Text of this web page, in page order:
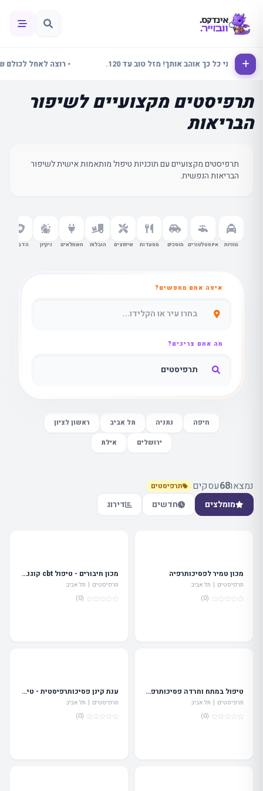
אני כל כך אוהב אותך! מזל טוב עד 120. • רוצה לאחל לכולם
תרפיסטים מקצועיים לשיפור
הבריאות
תרפיסטים מקצועיים עם תוכניות טיפול מותאמות אישית לשיפור
הבריאות הנפשית.
מוניות אינסטלטורים מוסכים מסעדות שיפוצים הובלות חשמלאים ניקיון הדברה
איפה אתם מחפשים?
מה אתם צריכים?
חיפה נתניה תל אביב
ראשון לציון
ירושלים
אילת
נמצאו68עסקים תרפיסטים
מומלצים חדשים דירוג
מכון טמיר לפסיכותרפיה
תרפיסטים | תל אביב
(0)
מכון חיבורים - טיפול cbt קוגנטיבי התנהגותי בתל אביב
תרפיסטים | תל אביב
(0)
טיפול במתח וחרדה פסיכותרפיה גופנית אורלי שטיינבך
תרפיסטים | תל אביב
(0)
ענת קינן פסיכותרפיסטית - טיפול רגשי בתל אביב
תרפיסטים | תל אביב
(0)